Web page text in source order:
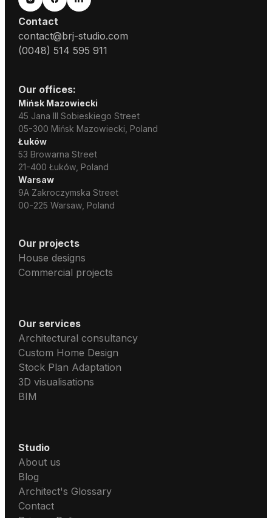
Contact
contact@brj-studio.com
(0048) 514 595 911
Our offices:
Mińsk Mazowiecki
45 Jana III Sobieskiego Street
05-300 Mińsk Mazowiecki, Poland
Łuków
53 Browarna Street
21-400 Łuków, Poland
Warsaw
9A Zakroczymska Street
00-225 Warsaw, Poland
Our projects
House designs
Commercial projects
Our services
Architectural consultancy
Custom Home Design
Stock Plan Adaptation
3D visualisations
BIM
Studio
About us
Blog
Architect's Glossary
Contact